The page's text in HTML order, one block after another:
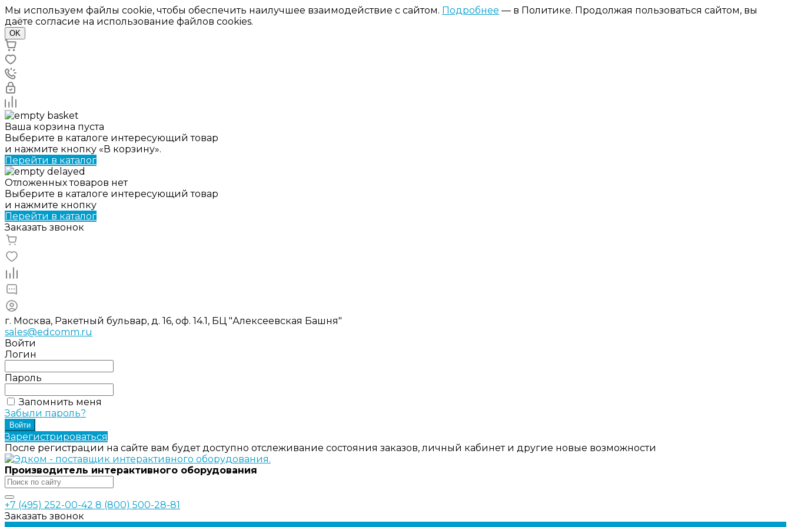
Мы используем файлы cookie, чтобы обеспечить наилучшее взаимодействие с сайтом. Подробнее — в Политике. Продолжая пользоваться сайтом, вы
даёте согласие на использование файлов cookies.
OK
Ваша корзина пуста
Выберите в каталоге интересующий товар
и нажмите кнопку «В корзину».
Перейти в каталог
Отложенных товаров нет
Выберите в каталоге интересующий товар
и нажмите кнопку
Перейти в каталог
Заказать звонок
г. Москва, Ракетный бульвар, д. 16, оф. 14.1, БЦ "Алексеевская Башня"
sales@edcomm.ru
Войти
Логин
Пароль
Запомнить меня
Забыли пароль?
Зарегистрироваться
После регистрации на сайте вам будет доступно отслеживание состояния заказов, личный кабинет и другие новые возможности
Производитель интерактивного оборудования
+7 (495) 252-00-42 8 (800) 500-28-81
Заказать звонок